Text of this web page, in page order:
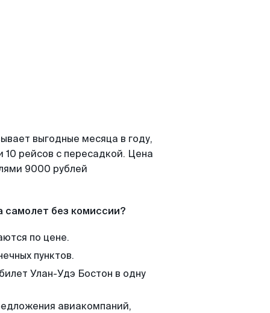
выгодные месяца в году,
рейсов с пересадкой. Цена
9000 рублей
самолет без комиссии?
по цене.
пунктов.
Улан-Удэ Бостон в одну
авиакомпаний,